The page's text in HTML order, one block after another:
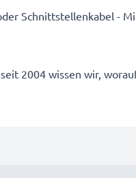
Schnittstellenkabel -
2004 wissen wir,